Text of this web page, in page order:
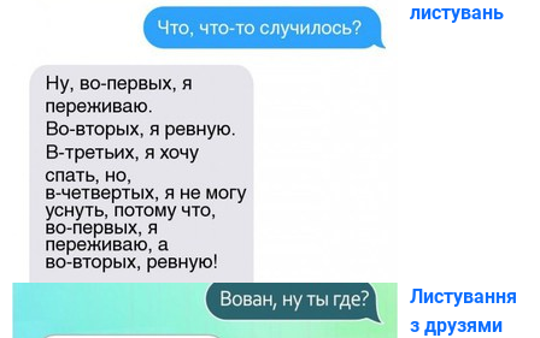
листувань
Листування
з друзями